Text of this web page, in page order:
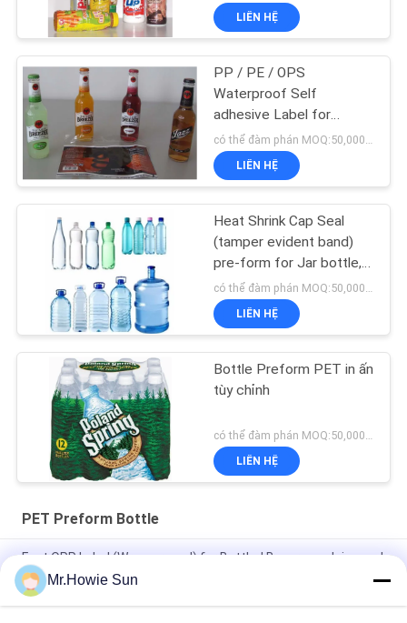
LIÊN HỆ
PP / PE / OPS
Waterproof Self
adhesive Label for
Bottled Beverage
LIÊN HỆ
Heat Shrink Cap Seal
(tamper evident band)
pre-form for Jar bottle,
wine bottle
LIÊN HỆ
Bottle Preform PET in ấn
tùy chỉnh
có thể đàm phán MOQ:50,000 pcs
LIÊN HỆ
PET Preform Bottle
Fast OPP Label (Wrap-around) for Bottled Beverage, Juice and
daily necessities industry
Handle For 3L, 4L, 5L, 6L water bottle, oil bottle
Mr.Howie Sun